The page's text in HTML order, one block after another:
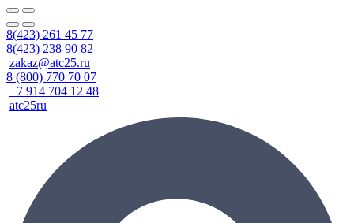
8(423) 261 45 77
8(423) 238 90 82
zakaz@atc25.ru
8 (800) 770 70 07
+7 914 704 12 48
atc25ru